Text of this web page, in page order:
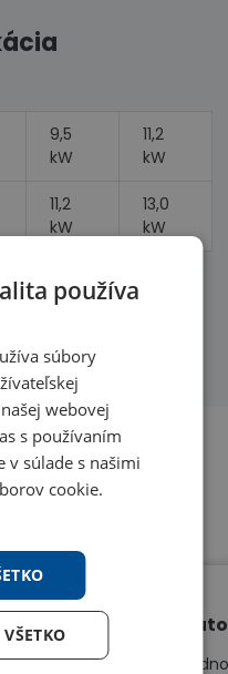
9,5
kW
11,2
kW
11,2
kW
13,0
kW
2,93
kW
takmer
používa
súbory
webovej
s používaním
v súlade s našimi
cookie.